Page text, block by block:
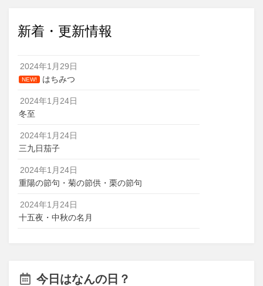
新着・更新情報
2024年1月29日
NEW! はちみつ
2024年1月24日
冬至
2024年1月24日
三九日茄子
2024年1月24日
重陽の節句・菊の節供・栗の節句
2024年1月24日
十五夜・中秋の名月
今日はなんの日？